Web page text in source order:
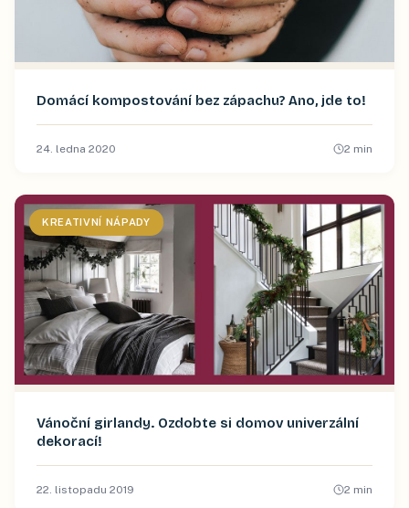
Domácí kompostování bez zápachu? Ano, jde to!
24. ledna 2020 2 min
KREATIVNÍ NÁPADY
Vánoční girlandy. Ozdobte si domov univerzální
dekorací!
22. listopadu 2019 2 min